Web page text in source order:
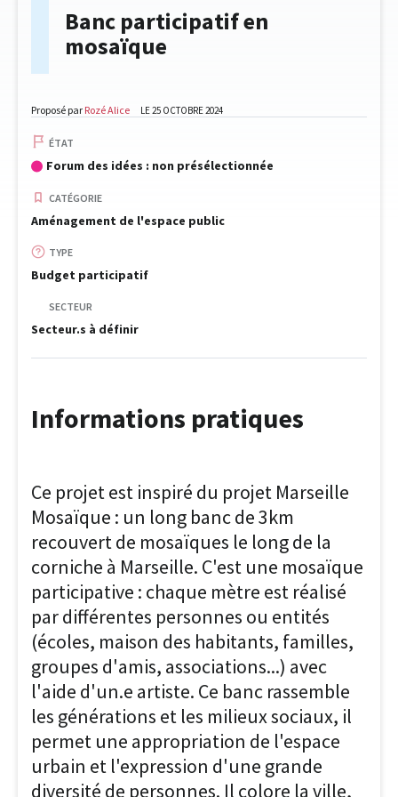
Banc participatif en
mosaïque
Proposé par Rozé Alice LE 25 OCTOBRE 2024
ÉTAT
Forum des idées : non présélectionnée
CATÉGORIE
Aménagement de l'espace public
TYPE
Budget participatif
SECTEUR
Secteur.s à définir
Informations pratiques
Ce projet est inspiré du projet Marseille
Mosaïque : un long banc de 3km
recouvert de mosaïques le long de la
corniche à Marseille. C'est une mosaïque
participative : chaque mètre est réalisé
par différentes personnes ou entités
(écoles, maison des habitants, familles,
groupes d'amis, associations...) avec
l'aide d'un.e artiste. Ce banc rassemble
les générations et les milieux sociaux, il
permet une appropriation de l'espace
urbain et l'expression d'une grande
diversité de personnes. Il colore la ville,